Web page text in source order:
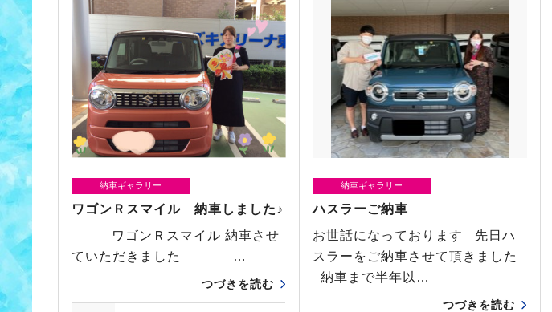
納車ギャラリー
ワゴンＲスマイル 納車しました♪
ワゴンＲスマイル 納車させ
ていただきました …
つづきを読む
納車ギャラリー
ハスラーご納車
お世話になっております 先日ハ
スラーをご納車させて頂きました
納車まで半年以…
つづきを読む